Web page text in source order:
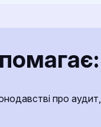
про аудит,